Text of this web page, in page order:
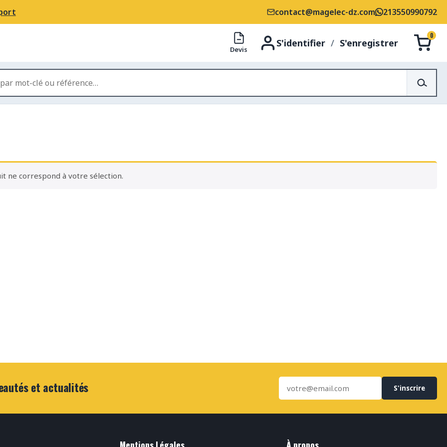
contact@magelec-dz.com 213550990792
S'identifier / S'enregistrer
Devis
0
ne correspond à votre sélection.
et actualités S'inscrire